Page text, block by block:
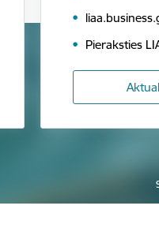
Pieraksties